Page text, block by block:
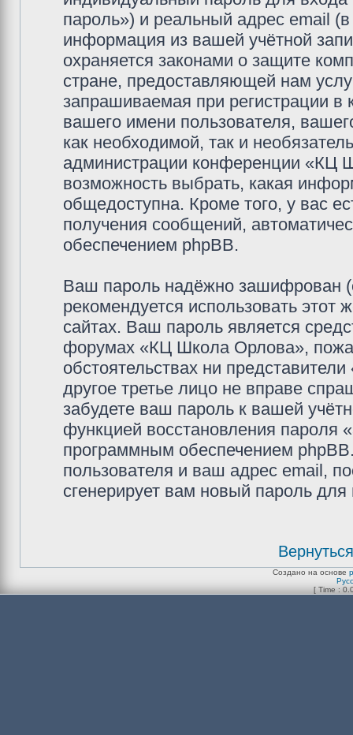
пароль») и реальный адрес email
информация из вашей учётной
охраняется законами о защите
стране, предоставляющей нам
запрашиваемая при регистрации
вашего имени пользователя,
как необходимой, так и
администрации конференции «КЦ
возможность выбрать, какая
общедоступна. Кроме того, у вас
получения сообщений,
обеспечением phpBB.
Ваш пароль надёжно зашифрован
рекомендуется использовать этот
сайтах. Ваш пароль является
форумах «КЦ Школа Орлова»,
обстоятельствах ни
другое третье лицо не вправе
забудете ваш пароль к вашей
функцией восстановления пароля
программным обеспечением
пользователя и ваш адрес email,
сгенерирует вам новый пароль
Создано на основе
[ Time :